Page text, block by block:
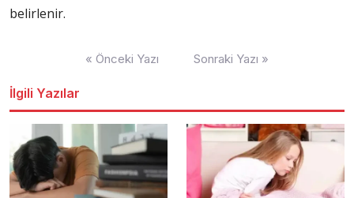
belirlenir.
« Önceki Yazı Sonraki Yazı »
İlgili Yazılar